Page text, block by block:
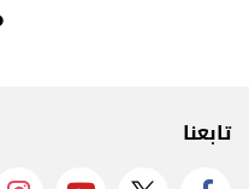
تابعنا